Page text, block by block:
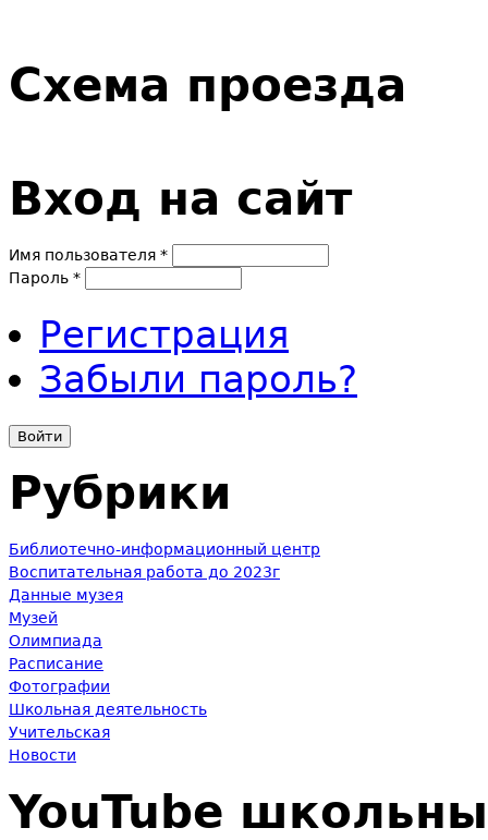
Схема проезда
Вход на сайт
Имя пользователя *
Пароль *
Регистрация
Забыли пароль?
Рубрики
Библиотечно-информационный центр
Воспитательная работа до 2023г
Данные музея
Музей
Олимпиада
Расписание
Фотографии
Школьная деятельность
Учительская
Новости
YouTube